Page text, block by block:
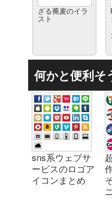
ざる蕎麦のイラ
スト
何かと便利そ
sns系ウェブサ
ービスのロゴア
イコンまとめ